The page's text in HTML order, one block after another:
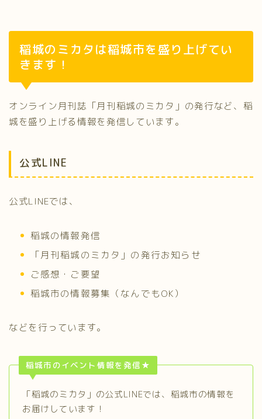
稲城のミカタは稲城市を盛り上げてい
きます！
オンライン月刊誌「月刊稲城のミカタ」の発行など、稲
城を盛り上げる情報を発信しています。
公式LINE
公式LINEでは、
稲城の情報発信
「月刊稲城のミカタ」の発行お知らせ
ご感想・ご要望
稲城市の情報募集（なんでもOK）
などを行っています。
稲城市のイベント情報を発信★
「稲城のミカタ」の公式LINEでは、稲城市の情報を
お届けしています！